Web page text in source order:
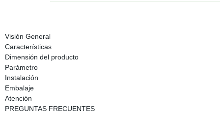
Visión General
Características
Dimensión del producto
Parámetro
Instalación
Embalaje
Atención
PREGUNTAS FRECUENTES